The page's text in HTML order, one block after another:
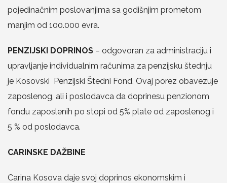
pojedinačnim poslovanjima sa godišnjim prometom
manjim od 100.000 evra.
PENZIJSKI DOPRINOS – odgovoran za administraciju i
upravljanje individualnim računima za penzijsku štednju
je Kosovski Penzijski Štedni Fond. Ovaj porez obavezuje
zaposlenog, ali i poslodavca da doprinesu penzionom
fondu zaposlenih po stopi od 5% plate od zaposlenog i
5 % od poslodavca.
CARINSKE DAŽBINE
Carina Kosova daje svoj doprinos ekonomskim i